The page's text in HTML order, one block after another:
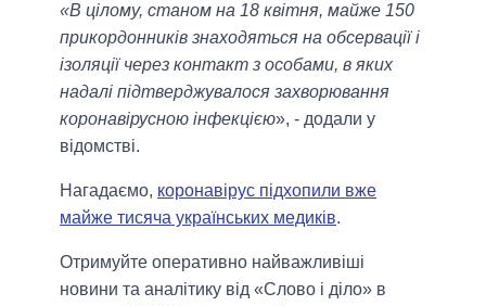
«В цілому, станом на 18 квітня, майже 150
прикордонників знаходяться на обсервації і
ізоляції через контакт з особами, в яких
надалі підтверджувалося захворювання
коронавірусною інфекцією», - додали у
відомстві.
Нагадаємо, коронавірус підхопили вже
майже тисяча українських медиків.
Отримуйте оперативно найважливіші
новини та аналітику від «Слово і діло» в